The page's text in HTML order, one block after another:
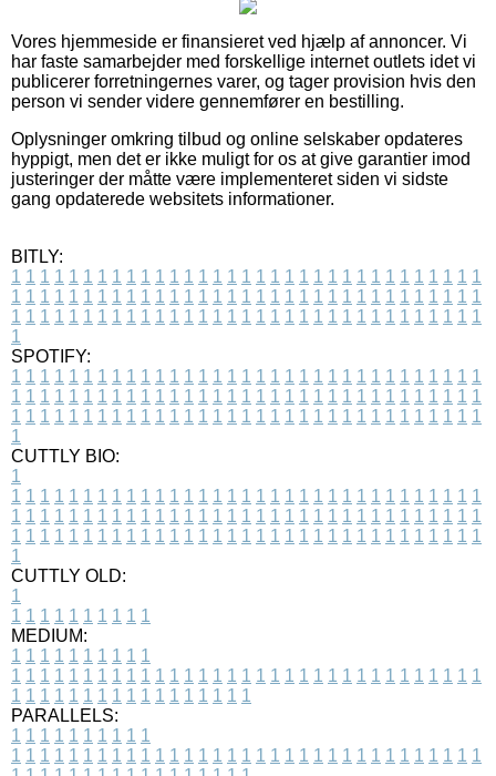
Vores hjemmeside er finansieret ved hjælp af annoncer. Vi
har faste samarbejder med forskellige internet outlets idet vi
publicerer forretningernes varer, og tager provision hvis den
person vi sender videre gennemfører en bestilling.
Oplysninger omkring tilbud og online selskaber opdateres
hyppigt, men det er ikke muligt for os at give garantier imod
justeringer der måtte være implementeret siden vi sidste
gang opdaterede websitets informationer.
BITLY:
1 1 1 1 1 1 1 1 1 1 1 1 1 1 1 1 1 1 1 1 1 1 1 1 1 1 1 1 1 1 1 1 1
1 1 1 1 1 1 1 1 1 1 1 1 1 1 1 1 1 1 1 1 1 1 1 1 1 1 1 1 1 1 1 1 1
1 1 1 1 1 1 1 1 1 1 1 1 1 1 1 1 1 1 1 1 1 1 1 1 1 1 1 1 1 1 1 1 1
1
SPOTIFY:
1 1 1 1 1 1 1 1 1 1 1 1 1 1 1 1 1 1 1 1 1 1 1 1 1 1 1 1 1 1 1 1 1
1 1 1 1 1 1 1 1 1 1 1 1 1 1 1 1 1 1 1 1 1 1 1 1 1 1 1 1 1 1 1 1 1
1 1 1 1 1 1 1 1 1 1 1 1 1 1 1 1 1 1 1 1 1 1 1 1 1 1 1 1 1 1 1 1 1
1
CUTTLY BIO:
1
1 1 1 1 1 1 1 1 1 1 1 1 1 1 1 1 1 1 1 1 1 1 1 1 1 1 1 1 1 1 1 1 1
1 1 1 1 1 1 1 1 1 1 1 1 1 1 1 1 1 1 1 1 1 1 1 1 1 1 1 1 1 1 1 1 1
1 1 1 1 1 1 1 1 1 1 1 1 1 1 1 1 1 1 1 1 1 1 1 1 1 1 1 1 1 1 1 1 1
1
CUTTLY OLD:
1
1 1 1 1 1 1 1 1 1 1
MEDIUM:
1 1 1 1 1 1 1 1 1 1
1 1 1 1 1 1 1 1 1 1 1 1 1 1 1 1 1 1 1 1 1 1 1 1 1 1 1 1 1 1 1 1 1
1 1 1 1 1 1 1 1 1 1 1 1 1 1 1 1 1
PARALLELS:
1 1 1 1 1 1 1 1 1 1
1 1 1 1 1 1 1 1 1 1 1 1 1 1 1 1 1 1 1 1 1 1 1 1 1 1 1 1 1 1 1 1 1